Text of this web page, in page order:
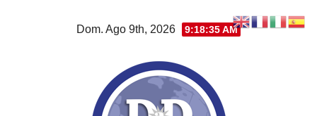
Dom. Ago 9th, 2026 9:18:35 AM